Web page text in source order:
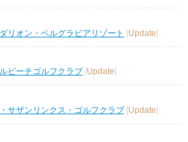
リオン・ベルグラビアリゾート
[Update]
ビーチゴルフクラブ [Update]
サザンリンクス・ゴルフクラブ [Update]